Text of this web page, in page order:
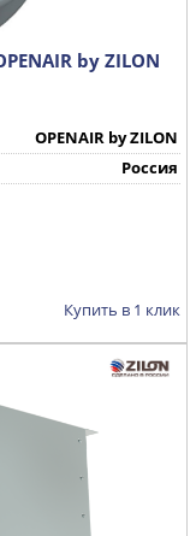
by ZILON
OPENAIR by ZILON
Россия
Купить в 1 клик